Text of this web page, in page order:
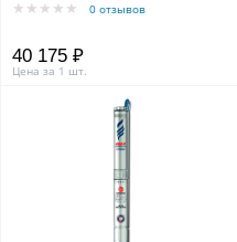
0 отзывов
40 175 ₽
Цена за 1 шт.